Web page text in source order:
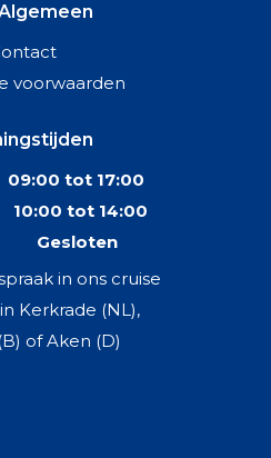
voorwaarden
09:00 tot 17:00
10:00 tot 14:00
Gesloten
in ons cruise
Kerkrade (NL),
of Aken (D)